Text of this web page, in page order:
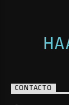
CONTACTO